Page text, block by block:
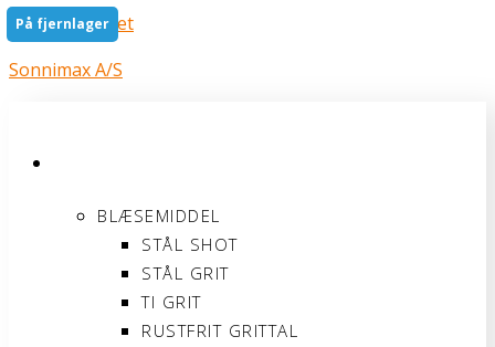
Gå til indholdet
Sonnimax A/S
BLÆSEMIDDEL
STÅL SHOT
STÅL GRIT
TI GRIT
RUSTFRIT GRITTAL
På fjernlager